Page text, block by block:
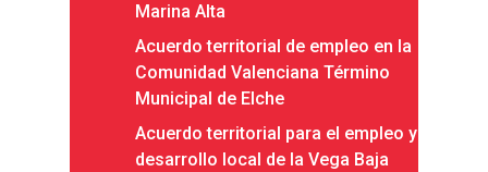
Marina Alta
Acuerdo territorial de empleo en la
Comunidad Valenciana Término
Municipal de Elche
Acuerdo territorial para el empleo y
desarrollo local de la Vega Baja